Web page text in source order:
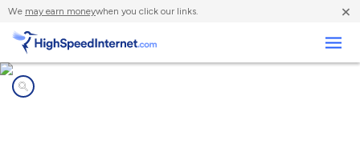
We may earn moneywhen you click our links. ×